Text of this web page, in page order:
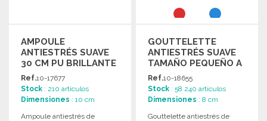
AMPOULE
ANTIESTRÉS SUAVE
30 CM PU BRILLANTE
A PRECIOS DE
MAYORISTA
Ref.10-17677
Stock : 210 artículos
Dimensiones : 10 cm
Ampoule antiestrés de
GOUTTELETTE
ANTIESTRÉS SUAVE
TAMAÑO PEQUEÑO A
PRECIOS DE
MAYORISTA
Ref.10-18655
Stock : 58 240 artículos
Dimensiones : 8 cm
Gouttelette antiestrés de